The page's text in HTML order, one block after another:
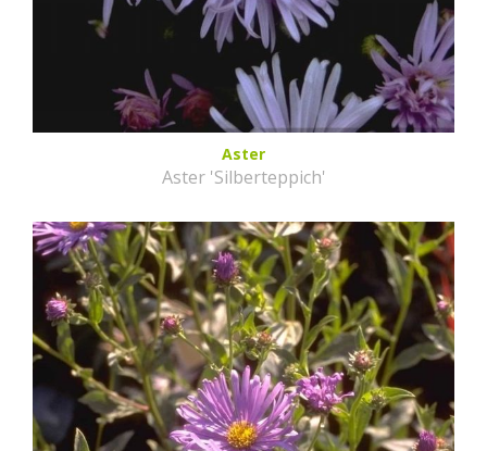
Aster
Aster 'Silberteppich'